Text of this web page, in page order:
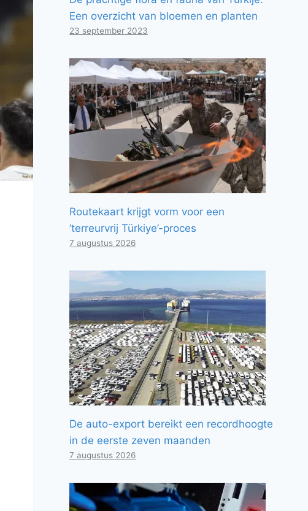
Een overzicht van bloemen en planten
23 september 2023
Routekaart krijgt vorm voor een
’terreurvrij Türkiye’-proces
7 augustus 2026
De auto-export bereikt een recordhoogte
in de eerste zeven maanden
7 augustus 2026